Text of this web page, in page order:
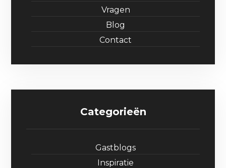
Vragen
Blog
Contact
Categorieën
Gastblogs
Inspiratie